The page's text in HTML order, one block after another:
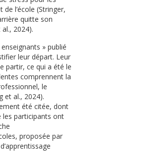
l’école (Stringer,
quitte son
2024).
» publié
leur départ. Leur
partir, ce qui a été le
comprennent la
le
et al., 2024).
été citée, dont
les participants ont
proposée par